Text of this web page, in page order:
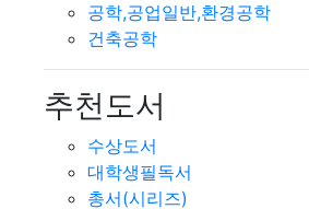
공학,공업일반,환경공학
건축공학
추천도서
수상도서
대학생필독서
총서(시리즈)